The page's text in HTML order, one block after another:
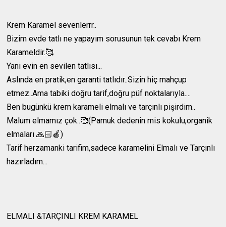
Krem Karamel sevenlerrr..
Bizim evde tatlı ne yapayım sorusunun tek cevabı Krem
Karameldir.🥰
Yani evin en sevilen tatlısı...
Aslında en pratik,en garanti tatlıdır..Sizin hiç mahçup
etmez..Ama tabiki doğru tarif,doğru püf noktalarıyla....
Ben bugünkü krem karameli elmalı ve tarçınlı pişirdim..
Malum elmamız çok..🥰(Pamuk dedenin mis kokulu,organik
elmaları 🙏🏻🍎)
Tarif herzamanki tarifim,sadece karamelini Elmalı ve Tarçınlı
hazırladım...
ELMALI &TARÇINLI KREM KARAMEL